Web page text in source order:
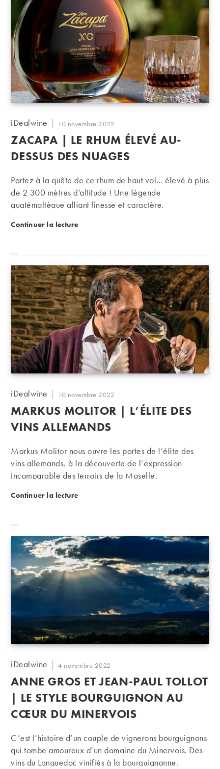
Auteur/autrice
la
publication :
iDealwine
Publication
publiée :
10 novembre 2022
ZACAPA | LE RHUM ÉLEVÉ AU-
DESSUS DES NUAGES
Partez à la quête de ce rhum de haut vol… élevé à plus
de 2 300 mètres d’altitude ! Une légende
guatémaltèque alliant finesse et caractère.
Continuer la lectureZacapa | Le rhum élevé au-dessus des nuages
Auteur/autrice
la
publication :
iDealwine
Publication
publiée :
10 novembre 2022
MARKUS MOLITOR | L’ÉLITE DES
VINS ALLEMANDS
Markus Molitor nous ouvre les portes de l’élite des
vins allemands, à la découverte de l’expression
incomparable des terroirs de la Moselle.
Continuer la lectureMarkus Molitor | L’élite des vins allemands
Auteur/autrice
la
publication :
iDealwine
Publication
publiée :
4 novembre 2022
ANNE GROS ET JEAN-PAUL TOLLOT
| LE STYLE BOURGUIGNON AU
CŒUR DU MINERVOIS
C’est l’histoire d’un couple de vignerons bourguignons
qui tombe amoureux d’un domaine du Minervois. Des
vins du Languedoc vinifiés à la bourguignonne.